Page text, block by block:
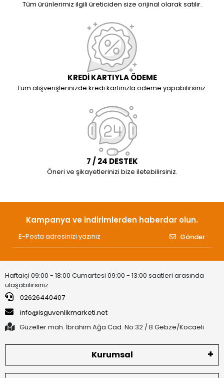
Tüm ürünlerimiz ilgili üreticiden size orijinal olarak satılır.
KREDİ KARTIYLA ÖDEME
Tüm alışverişlerinizde kredi kartınızla ödeme yapabilirsiniz.
7 / 24 DESTEK
Öneri ve şikayetlerinizi bize iletebilirsiniz.
Kampanya ve indirimlerden haberdar olun.
Gönder
Haftaiçi 09:00 - 18:00 Cumartesi 09:00 - 13:00 saatleri arasında
ulaşabilirsiniz.
02626440407
info@isguvenlikmarketi.net
Güzeller mah. İbrahim Ağa Cad. No:32 / B Gebze/Kocaeli
Kurumsal